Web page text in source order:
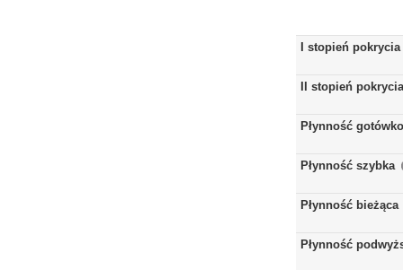
I stopień pokrycia
II stopień pokrycia
Płynność
Płynność szybka
Płynność bieżąca
Płynność